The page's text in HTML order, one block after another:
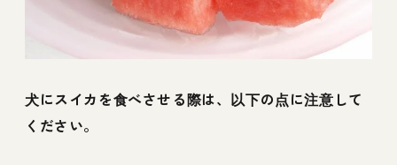
犬にスイカを食べさせる際は、以下の点に注意して
ください。